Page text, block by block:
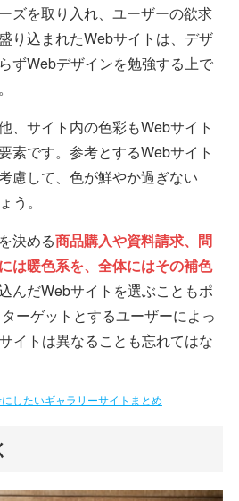
ズを取り入れ、ユーザーの欲求
り込まれたWebサイトは、デザ
ずWebデザインを勉強する上で
、サイト内の色彩もWebサイト
素です。参考とするWebサイト
慮して、色が鮮やか過ぎない
う。
決める商品購入や資料請求、問
は暖色系を、全体にはその補色
んだWebサイトを選ぶこともポ
ーゲットとするユーザーによっ
イトは異なることも忘れてはな
したいギャラリーサイトまとめ